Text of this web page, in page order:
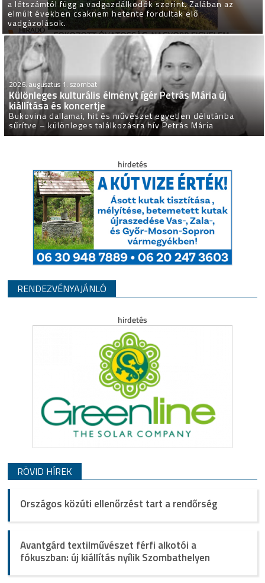
a létszámtól függ a vadgazdálkodók szerint. Zalában az
elmúlt években csaknem hetente fordultak elő
vadgázolások.
2026. augusztus 1. szombat
Különleges kulturális élményt ígér Petrás Mária új
kiállítása és koncertje
Bukovina dallamai, hit és művészet egyetlen délutánba
sűrítve – különleges találkozásra hív Petrás Mária
RENDEZVÉNYAJÁNLÓ
RÖVID HÍREK
Országos közúti ellenőrzést tart a rendőrség
Avantgárd textilművészet férfi alkotói a
fókuszban: új kiállítás nyílik Szombathelyen